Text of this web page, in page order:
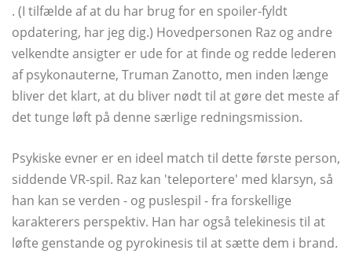
. (I tilfælde af at du har brug for en spoiler-fyldt
opdatering, har jeg dig.) Hovedpersonen Raz og andre
velkendte ansigter er ude for at finde og redde lederen
af ​​psykonauterne, Truman Zanotto, men inden længe
bliver det klart, at du bliver nødt til at gøre det meste af
det tunge løft på denne særlige redningsmission.
Psykiske evner er en ideel match til dette første person,
siddende VR-spil. Raz kan 'teleportere' med klarsyn, så
han kan se verden - og puslespil - fra forskellige
karakterers perspektiv. Han har også telekinesis til at
løfte genstande og pyrokinesis til at sætte dem i brand.